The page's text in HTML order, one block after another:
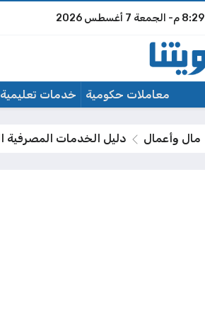
8:29 م الجمعة 7 أغسطس 2026
معاملات حكومية خدمات تعليمية
مال وأعمال دليل الخدمات المصرفية الرقمية في الكويت 2026 للوافدين